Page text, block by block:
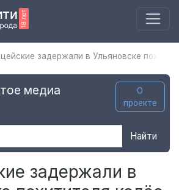
задержали в Ульяновске
медиа
О
проекте
Найти
задержали в